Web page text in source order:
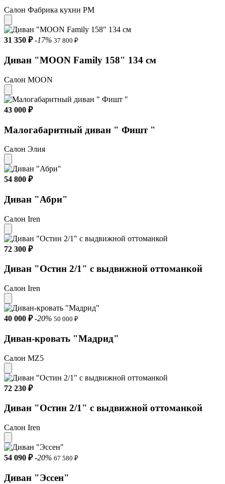
Салон Фабрика кухни РМ
31 350 ₽ -17% 37 800 ₽
Диван "MOON Family 158" 134 см
Салон MOON
43 000 ₽
Малогабаритный диван " Фишт "
Салон Элия
54 800 ₽
Диван "Абри"
Салон Iren
72 300 ₽
Диван "Остин 2/1" с выдвижной оттоманкой
Салон Iren
40 000 ₽ -20% 50 000 ₽
Диван-кровать "Мадрид"
Салон MZ5
72 230 ₽
Диван "Остин 2/1" с выдвижной оттоманкой
Салон Iren
54 090 ₽ -20% 67 580 ₽
Диван "Эссен"